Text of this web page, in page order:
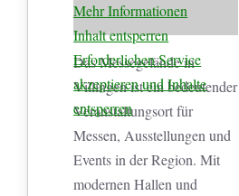
Mehr Informationen
Inhalt entsperren
Erforderlichen Service
akzeptieren und Inhalte
entsperren
Das Messegelände in
Villingen ist ein bedeutender
Veranstaltungsort für
Messen, Ausstellungen und
Events in der Region. Mit
modernen Hallen und